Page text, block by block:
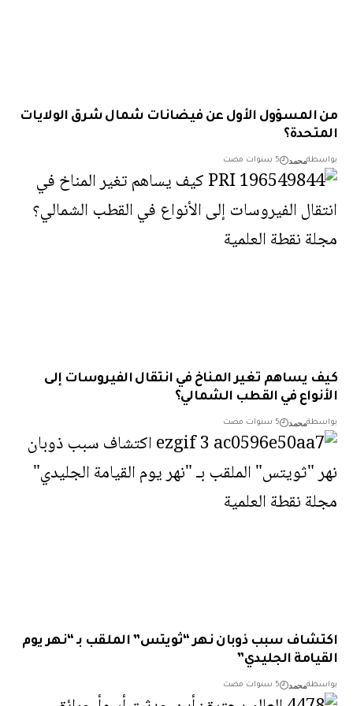
الأول عن فيضانات شمال شرق الولايات
محمد 5 سنوات مضت
يساهم تغير المناخ في انتقال الفيروسات إلى
في القطب الشمالي؟
محمد 5 سنوات مضت
سبب ذوبان نهر “ثويتس” الملقب بـ “نهر يوم
الجليدي”
محمد 5 سنوات مضت